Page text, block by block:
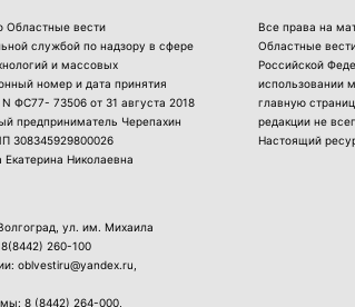
Областные вести
службой по надзору в сфере
и массовых
номер и дата принятия
ФС77- 73506 от 31 августа 2018
предприниматель Черепахин
308345929800026
Николаевна
ул. им. Михаила
8(8442) 260-100
oblvestiru@yandex.ru,
8 (8442) 264-000
Все права на
Областные
Российской
использовании
главную
редакции не
Настоящий